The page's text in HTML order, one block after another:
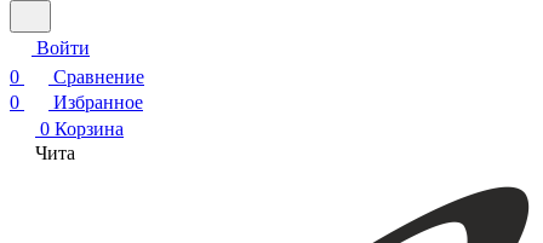
Войти
0
Сравнение
0
Избранное
0 Корзина
Чита